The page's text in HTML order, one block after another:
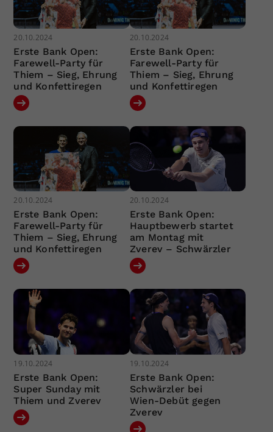
20.10.2024
Erste Bank Open:
Farewell-Party für
Thiem – Sieg, Ehrung
und Konfettiregen
20.10.2024
Erste Bank Open:
Farewell-Party für
Thiem – Sieg, Ehrung
und Konfettiregen
20.10.2024
Erste Bank Open:
Farewell-Party für
Thiem – Sieg, Ehrung
und Konfettiregen
20.10.2024
Erste Bank Open:
Hauptbewerb startet
am Montag mit
Zverev – Schwärzler
19.10.2024
Erste Bank Open:
Super Sunday mit
Thiem und Zverev
19.10.2024
Erste Bank Open:
Schwärzler bei
Wien-Debüt gegen
Zverev